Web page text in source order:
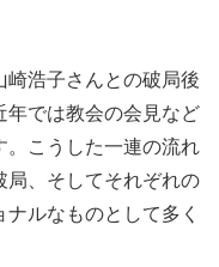
崎浩子さんとの破局後
年では教会の会見など
。こうした一連の流れ
局、そしてそれぞれの
ルなものとして多く